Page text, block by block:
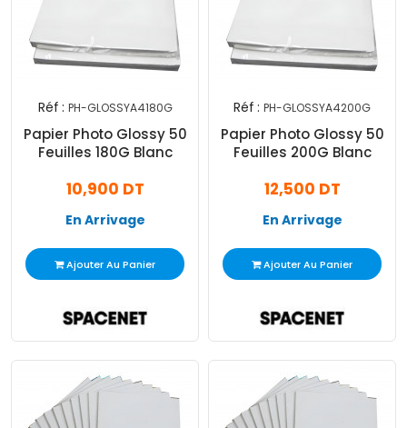
Réf : PH-GLOSSYA4180G
Papier Photo Glossy 50
Feuilles 180G Blanc
10,900 DT
En Arrivage
Ajouter Au Panier
Réf : PH-GLOSSYA4200G
Papier Photo Glossy 50
Feuilles 200G Blanc
12,500 DT
En Arrivage
Ajouter Au Panier